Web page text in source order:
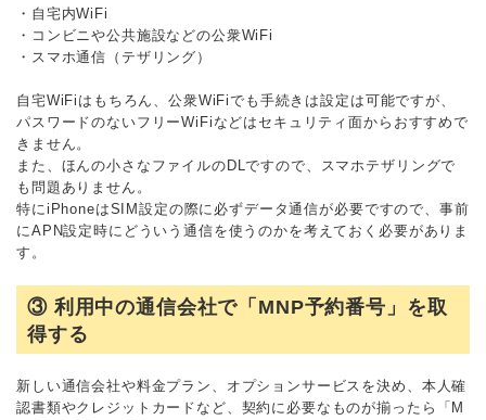
・自宅内WiFi
・コンビニや公共施設などの公衆WiFi
・スマホ通信（テザリング）
自宅WiFiはもちろん、公衆WiFiでも手続きは設定は可能ですが、
パスワードのないフリーWiFiなどはセキュリティ面からおすすめで
きません。
また、ほんの小さなファイルのDLですので、スマホテザリングで
も問題ありません。
特にiPhoneはSIM設定の際に必ずデータ通信が必要ですので、事前
にAPN設定時にどういう通信を使うのかを考えておく必要がありま
す。
③ 利用中の通信会社で「MNP予約番号」を取
得する
新しい通信会社や料金プラン、オプションサービスを決め、本人確
認書類やクレジットカードなど、契約に必要なものが揃ったら「M